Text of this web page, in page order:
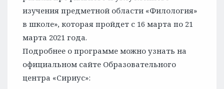
изучения предметной области «Филология»
в школе», которая пройдет с 16 марта по 21
марта 2021 года.
Подробнее о программе можно узнать на
официальном сайте Образовательного
центра «Сириус»: